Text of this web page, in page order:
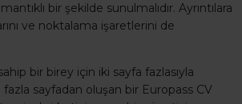
bir şekilde sunulmalıdır. Ayrıntılara
ve noktalama işaretlerini de
bir birey için iki sayfa fazlasıyla
sayfadan oluşan bir Europass CV